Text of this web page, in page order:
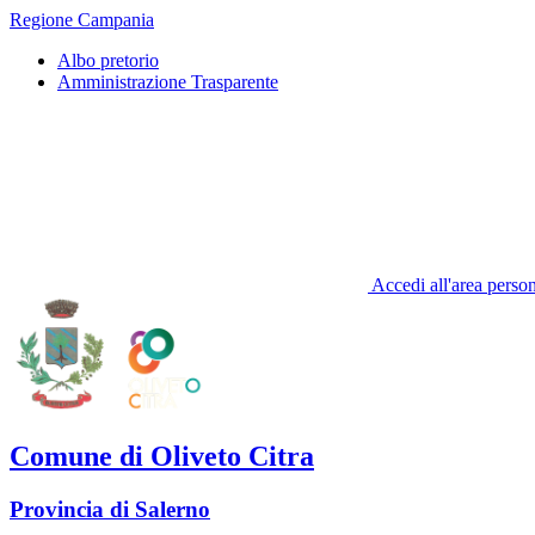
Regione Campania
Albo pretorio
Amministrazione Trasparente
Accedi all'area
Comune di Oliveto Citra
Provincia di Salerno